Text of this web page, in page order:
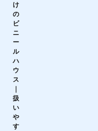
け
の
ビ
ニ
ー
ル
ハ
ウ
ス
｜
扱
い
や
す